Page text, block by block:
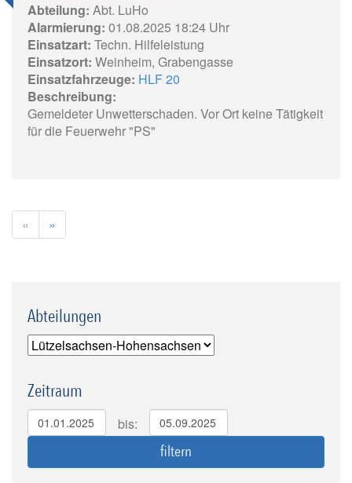
Abteilung: Abt. LuHo
Alarmierung: 01.08.2025 18:24 Uhr
Einsatzart: Techn. Hilfeleistung
Einsatzort: Weinheim, Grabengasse
Einsatzfahrzeuge: HLF 20
Beschreibung:
Gemeldeter Unwetterschaden. Vor Ort keine Tätigkeit
für die Feuerwehr "PS"
« »
Abteilungen
Zeitraum
bis: